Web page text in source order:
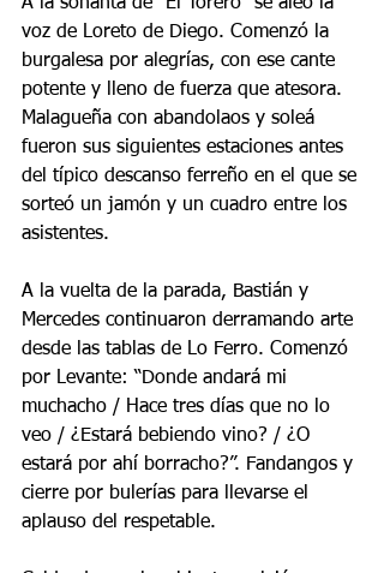
A la sonanta de “El Torero” se aleó la
voz de Loreto de Diego. Comenzó la
burgalesa por alegrías, con ese cante
potente y lleno de fuerza que atesora.
Malagueña con abandolaos y soleá
fueron sus siguientes estaciones antes
del típico descanso ferreño en el que se
sorteó un jamón y un cuadro entre los
asistentes.
A la vuelta de la parada, Bastián y
Mercedes continuaron derramando arte
desde las tablas de Lo Ferro. Comenzó
por Levante: “Donde andará mi
muchacho / Hace tres días que no lo
veo / ¿Estará bebiendo vino? / ¿O
estará por ahí borracho?”. Fandangos y
cierre por bulerías para llevarse el
aplauso del respetable.